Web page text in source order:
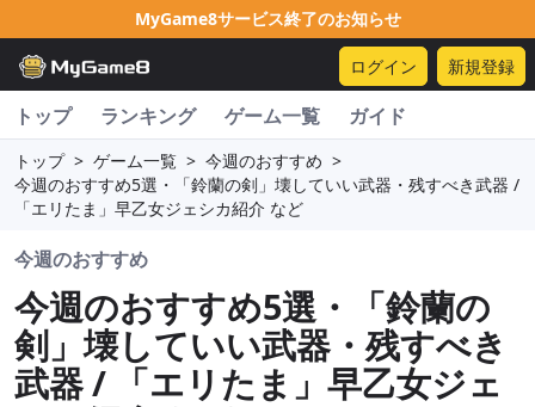
MyGame8サービス終了のお知らせ
ログイン 新規登録
トップ ランキング ゲーム一覧 ガイド
トップ > ゲーム一覧 > 今週のおすすめ >
今週のおすすめ5選・「鈴蘭の剣」壊していい武器・残すべき武器 /
「エリたま」早乙女ジェシカ紹介 など
今週のおすすめ
今週のおすすめ5選・「鈴蘭の
剣」壊していい武器・残すべき
武器 / 「エリたま」早乙女ジェ